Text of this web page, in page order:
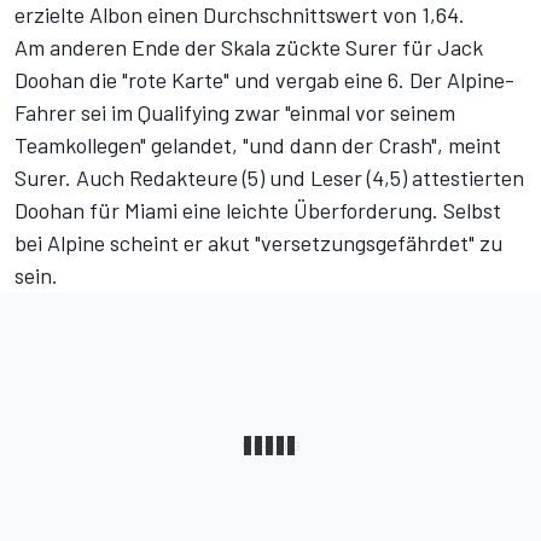
erzielte Albon einen Durchschnittswert von 1,64.
Am anderen Ende der Skala zückte Surer für Jack
Doohan die "rote Karte" und vergab eine 6. Der Alpine-
Fahrer sei im Qualifying zwar "einmal vor seinem
Teamkollegen" gelandet, "und dann der Crash", meint
Surer. Auch Redakteure (5) und Leser (4,5) attestierten
Doohan für Miami eine leichte Überforderung. Selbst
bei Alpine scheint er akut "versetzungsgefährdet" zu
sein.